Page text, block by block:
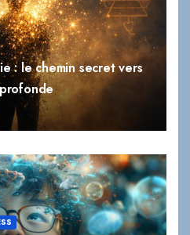
: le chemin secret vers